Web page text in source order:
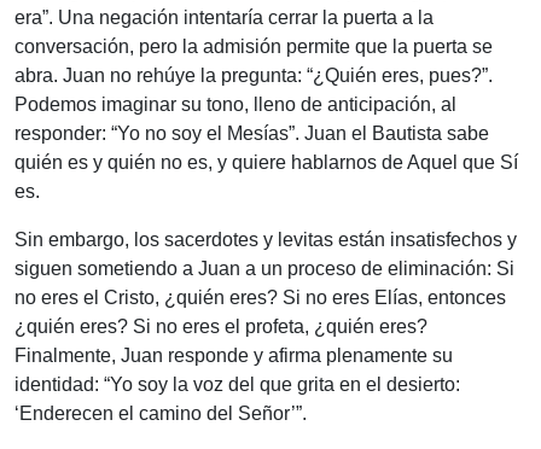
era”. Una negación intentaría cerrar la puerta a la
conversación, pero la admisión permite que la puerta se
abra. Juan no rehúye la pregunta: “¿Quién eres, pues?”.
Podemos imaginar su tono, lleno de anticipación, al
responder: “Yo no soy el Mesías”. Juan el Bautista sabe
quién es y quién no es, y quiere hablarnos de Aquel que Sí
es.
Sin embargo, los sacerdotes y levitas están insatisfechos y
siguen sometiendo a Juan a un proceso de eliminación: Si
no eres el Cristo, ¿quién eres? Si no eres Elías, entonces
¿quién eres? Si no eres el profeta, ¿quién eres?
Finalmente, Juan responde y afirma plenamente su
identidad: “Yo soy la voz del que grita en el desierto:
‘Enderecen el camino del Señor’”.